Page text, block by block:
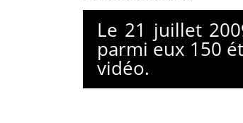
Le 21 juillet
parmi eux 150
vidéo.